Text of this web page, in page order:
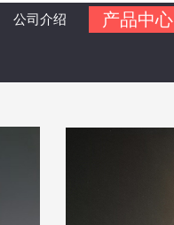
公司介绍 产品中心